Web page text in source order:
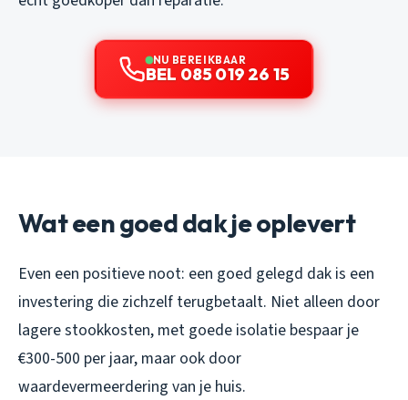
NU BEREIKBAAR
BEL 085 019 26 15
Wat een goed dak je oplevert
Even een positieve noot: een goed gelegd dak is een
investering die zichzelf terugbetaalt. Niet alleen door
lagere stookkosten, met goede isolatie bespaar je
€300-500 per jaar, maar ook door
waardevermeerdering van je huis.